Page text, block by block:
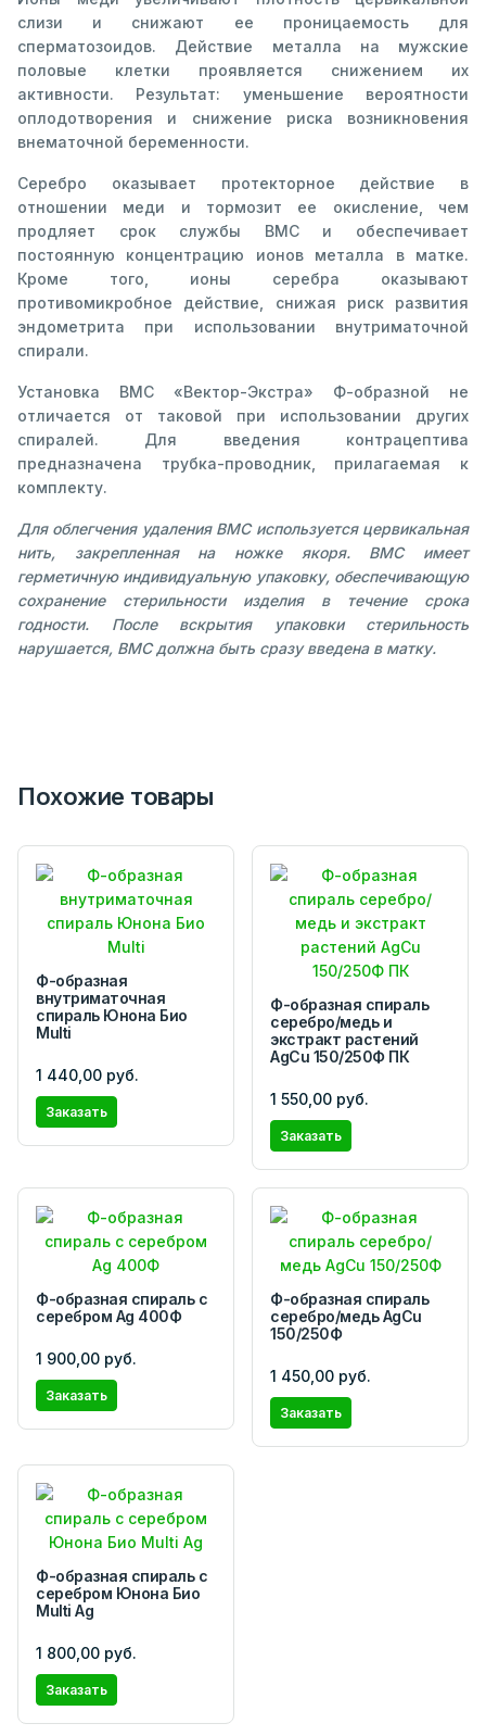
слизи и снижают ее проницаемость для
сперматозоидов. Действие металла на мужские
половые клетки проявляется снижением их
активности. Результат: уменьшение вероятности
оплодотворения и снижение риска возникновения
внематочной беременности.
Серебро оказывает протекторное действие в
отношении меди и тормозит ее окисление, чем
продляет срок службы ВМС и обеспечивает
постоянную концентрацию ионов металла в матке.
Кроме того, ионы серебра оказывают
противомикробное действие, снижая риск развития
эндометрита при использовании внутриматочной
спирали.
Установка ВМС «Вектор-Экстра» Ф-образной не
отличается от таковой при использовании других
спиралей. Для введения контрацептива
предназначена трубка-проводник, прилагаемая к
комплекту.
Для облегчения удаления ВМС используется цервикальная
нить, закрепленная на ножке якоря. ВМС имеет
герметичную индивидуальную упаковку, обеспечивающую
сохранение стерильности изделия в течение срока
годности. После вскрытия упаковки стерильность
нарушается, ВМС должна быть сразу введена в матку.
Похожие товары
Ф-образная
внутриматочная
спираль Юнона Био
Multi
1 440,00 руб.
Заказать
Ф-образная спираль
серебро/медь и
экстракт растений
AgCu 150/250Ф ПК
1 550,00 руб.
Заказать
Ф-образная спираль с
серебром Ag 400Ф
1 900,00 руб.
Заказать
Ф-образная спираль
серебро/медь AgCu
150/250Ф
1 450,00 руб.
Заказать
Ф-образная спираль с
серебром Юнона Био
Multi Ag
1 800,00 руб.
Заказать